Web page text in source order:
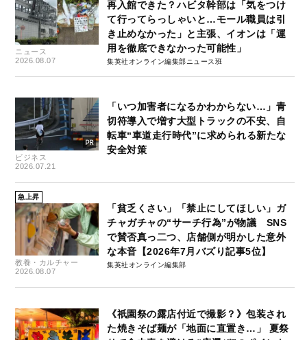
ニュース
2026.08.07
再入館できた？ハビタ幹部は「気をつけ
て行ってらっしゃいと…モール職員は引
き止めなかった」と主張、イオンは「運
用を徹底できなかった可能性」
集英社オンライン編集部ニュース班
ビジネス
2026.07.21
「いつ加害者になるかわからない…」青
切符導入で増す大型トラックの不安、自
転車“車道走行時代”に求められる新たな
安全対策
急上昇
教養・カルチャー
2026.08.07
「貧乏くさい」「禁止にしてほしい」ガ
チャガチャの“サーチ行為”が物議 SNS
で賛否真っ二つ、店舗側が明かした意外
な本音【2026年7月バズり記事5位】
集英社オンライン編集部
《祇園祭の露店付近で撮影？》包装され
た焼きそば麺が「地面に直置き…」 夏祭